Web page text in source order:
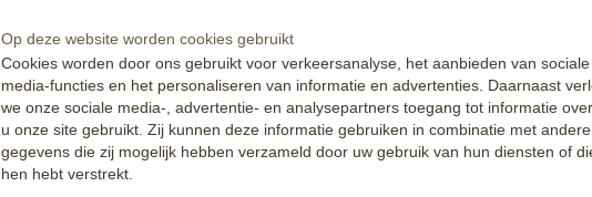
Op deze website worden cookies gebruikt
Cookies worden door ons gebruikt voor verkeersanalyse, het aanbieden van sociale
media-functies en het personaliseren van informatie en advertenties. Daarnaast
we onze sociale media-, advertentie- en analysepartners toegang tot informatie
u onze site gebruikt. Zij kunnen deze informatie gebruiken in combinatie met andere
gegevens die zij mogelijk hebben verzameld door uw gebruik van hun diensten of
hen hebt verstrekt.